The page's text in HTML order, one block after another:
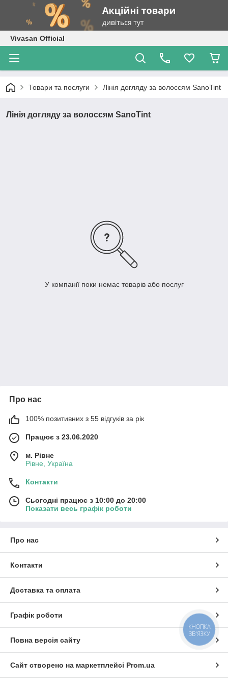
Vivasan Official
Товари та послуги Лінія догляду за волоссям SanoTint
Лінія догляду за волоссям SanoTint
У компанії поки немає товарів або послуг
Про нас
100% позитивних з 55 відгуків за рік
Працює з 23.06.2020
м. Рівне
Рівне, Україна
Контакти
Сьогодні працює з 10:00 до 20:00
Показати весь графік роботи
Про нас
Контакти
Доставка та оплата
Графік роботи
Повна версія сайту
Сайт створено на маркетплейсі Prom.ua
КНОПКА
ЗВ'ЯЗКУ